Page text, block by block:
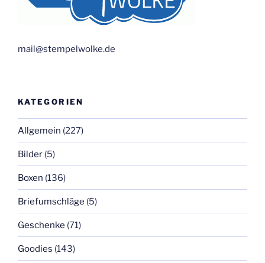
mail@stempelwolke.de
KATEGORIEN
Allgemein (227)
Bilder (5)
Boxen (136)
Briefumschläge (5)
Geschenke (71)
Goodies (143)